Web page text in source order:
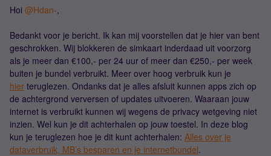
Hoi @Hdan-,
Bedankt voor je bericht. Ik kan mij voorstellen dat je hier van bent
geschrokken. Wij blokkeren de simkaart inderdaad uit voorzorg
als je meer dan €100,- per 24 uur of meer dan €250,- per week
buiten je bundel verbruikt. Meer over hoog verbruik kun je
hier teruglezen. Ondanks dat je alles afsluit kunnen apps zich op
de achtergrond verversen of updates uitvoeren. Waaraan jouw
internet is verbruikt kunnen wij wegens de privacy wetgeving niet
inzien. Wel kun je dit achterhalen op jouw toestel. In deze blog
kun je teruglezen hoe je dit kunt achterhalen: Alles over je
dataverbruik, MB’s besparen en je internetbundel.